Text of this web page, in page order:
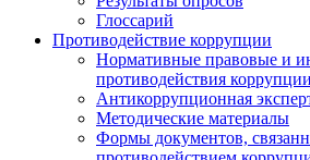
Глоссарий
Противодействие коррупции
Нормативные правовые и
противодействия коррупции
Антикоррупционная
Методические материалы
Формы документов,